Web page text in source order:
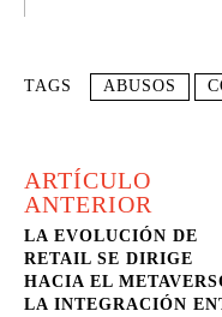
TAGS ABUSOS
ARTÍCULO
ANTERIOR
LA EVOLUCIÓN DE
RETAIL SE DIRIGE
HACIA EL
LA INTEGRACIÓN